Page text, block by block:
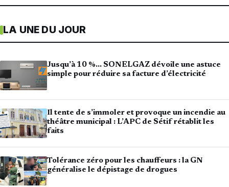
LA UNE DU JOUR
Jusqu’à 10 %… SONELGAZ dévoile une astuce
simple pour réduire sa facture d’électricité
Il tente de s’immoler et provoque un incendie au
théâtre municipal : L’APC de Sétif rétablit les
faits
Tolérance zéro pour les chauffeurs : la GN
généralise le dépistage de drogues